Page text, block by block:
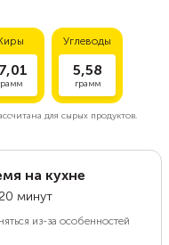
Углеводы
5,58
грамм
для сырых продуктов.
на кухне
20 минут
из-за особенностей